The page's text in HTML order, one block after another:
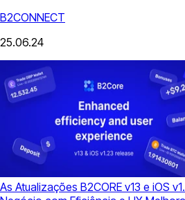
B2CONNECT
25.06.24
As Atualizações B2CORE v13 e iOS